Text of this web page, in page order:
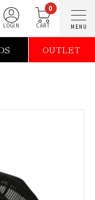
0
OUTLET